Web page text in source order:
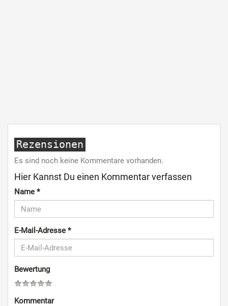
Rezensionen
Es sind noch keine Kommentare vorhanden.
Hier Kannst Du einen Kommentar verfassen
Name *
E-Mail-Adresse *
Bewertung
Kommentar